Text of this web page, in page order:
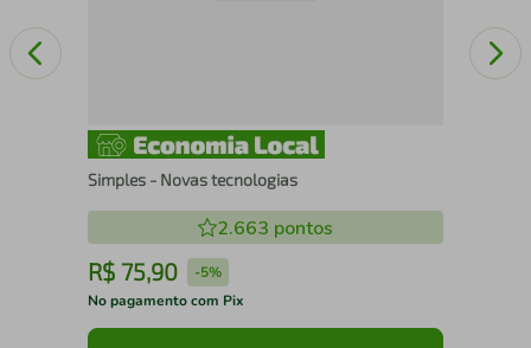
Simples - Novas tecnologias
2.663 pontos
R$ 75,90 -5%
No pagamento com Pix